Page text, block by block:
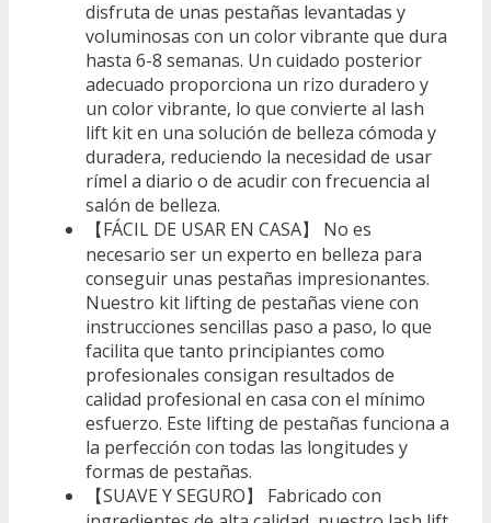
disfruta de unas pestañas levantadas y
voluminosas con un color vibrante que dura
hasta 6-8 semanas. Un cuidado posterior
adecuado proporciona un rizo duradero y
un color vibrante, lo que convierte al lash
lift kit en una solución de belleza cómoda y
duradera, reduciendo la necesidad de usar
rímel a diario o de acudir con frecuencia al
salón de belleza.
【FÁCIL DE USAR EN CASA】 No es
necesario ser un experto en belleza para
conseguir unas pestañas impresionantes.
Nuestro kit lifting de pestañas viene con
instrucciones sencillas paso a paso, lo que
facilita que tanto principiantes como
profesionales consigan resultados de
calidad profesional en casa con el mínimo
esfuerzo. Este lifting de pestañas funciona a
la perfección con todas las longitudes y
formas de pestañas.
【SUAVE Y SEGURO】 Fabricado con